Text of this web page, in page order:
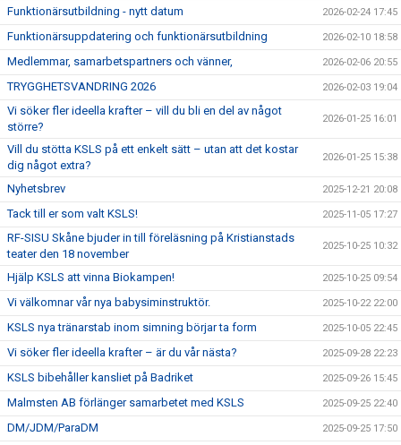
Funktionärsutbildning - nytt datum 2026-02-24 17:45
Funktionärsuppdatering och funktionärsutbildning 2026-02-10 18:58
Medlemmar, samarbetspartners och vänner, 2026-02-06 20:55
TRYGGHETSVANDRING 2026 2026-02-03 19:04
Vi söker fler ideella krafter – vill du bli en del av något
större?
2026-01-25 16:01
Vill du stötta KSLS på ett enkelt sätt – utan att det kostar
dig något extra?
2026-01-25 15:38
Nyhetsbrev 2025-12-21 20:08
Tack till er som valt KSLS! 2025-11-05 17:27
RF-SISU Skåne bjuder in till föreläsning på Kristianstads
teater den 18 november
2025-10-25 10:32
Hjälp KSLS att vinna Biokampen! 2025-10-25 09:54
Vi välkomnar vår nya babysiminstruktör. 2025-10-22 22:00
KSLS nya tränarstab inom simning börjar ta form 2025-10-05 22:45
Vi söker fler ideella krafter – är du vår nästa? 2025-09-28 22:23
KSLS bibehåller kansliet på Badriket 2025-09-26 15:45
Malmsten AB förlänger samarbetet med KSLS 2025-09-25 22:40
DM/JDM/ParaDM 2025-09-25 17:50